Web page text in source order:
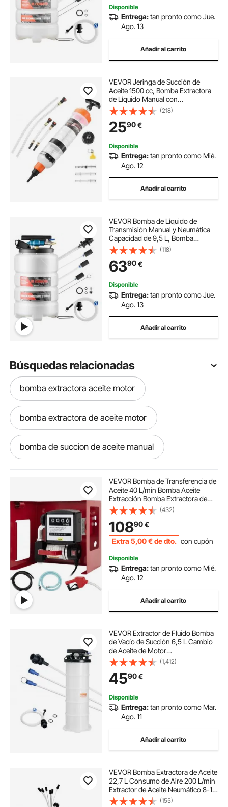
Disponible
Entrega:tan pronto como Jue.
Ago. 13
Añadir al carrito
VEVOR Jeringa de Succión de
Aceite 1500 cc, Bomba Extractora
de Líquido Manual con
Adaptadores, Anillos de Goma
Herméticos, para Extracción y
Relleno de Líquido de Frenos Aceite
de Transmisión Coches
(218)
2590€
Disponible
Entrega:tan pronto como Mié.
Ago. 12
Añadir al carrito
VEVOR Bomba de Líquido de
Transmisión Manual y Neumática
Capacidad de 9,5 L, Bomba
Extractora de Aceite, con Manguera
150 cm Tubos de Extensión Tanque
PE, Cambio de Aceite para Coches
Barcos Motos
(118)
6390€
Disponible
Entrega:tan pronto como Jue.
Ago. 13
Añadir al carrito
Búsquedas relacionadas
bomba extractora aceite motor
bomba extractora de aceite motor
bomba de succion de aceite manual
bomba de cambio de aceite manual
bombas de aceite manual
bomba manual aceite
bomba para aceite manual
bombas de aceite manuales
bomba manual aceite motor
bomba extractora de aceite neumatica
extractor de bomba
bomba extractora de fluido
VEVOR Bomba de Transferencia de
Aceite 40 L/min Bomba Aceite
Extracción Bomba Extractora de
Aceite Bomba Trasvase Gasóleo
Bomba Auto-cebado Bio Diesel y
Gasóleo con Pistola y Manguera
(432)
10890€
Extra 5,00 €de dto. con cupón
Disponible
Entrega:tan pronto como Mié.
Ago. 12
Añadir al carrito
VEVOR Extractor de Fluido Bomba
de Vacío de Succión 6,5 L Cambio
de Aceite de Motor
Neumático/Manual con Manómetro
Manguera de Succión Cambio de
Aceite para Evacuación de Fluidos
Automotrices al Vacío
(1,412)
4590€
Disponible
Entrega:tan pronto como Mar.
Ago. 11
Añadir al carrito
VEVOR Bomba Extractora de Aceite
22,7 L Consumo de Aire 200 L/min
Extractor de Aceite Neumático 8-10
bar con Asa Portátil y Ruedas
(155)